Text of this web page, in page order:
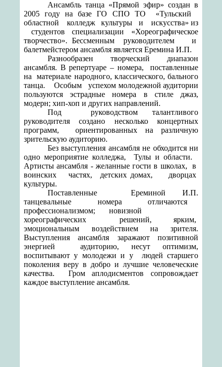
Ансамбль танца «Прямой эфир» создан в
2005 году на базе ГО СПО ТО «Тульский
областной колледж культуры и искусства» из
студентов специализации «Хореографическое
творчество». Бессменным руководителем и
балетмейстером ансамбля является Еремина И.П.
Разнообразен творческий диапазон
ансамбля. В репертуаре – номера, поставленные
на материале народного, классического, бального
танца. Особым успехом молодежной аудитории
пользуются эстрадные номера в стиле джаз,
модерн; хип-хоп и других направлений.
Под руководством талантливого
руководителя создано несколько концертных
программ, ориентированных на различную
зрительскую аудиторию.
Без выступления ансамбля не обходится ни
одно мероприятие колледжа, Тулы и области.
Артисты ансамбля - желанные гости в школах, в
воинских частях, детских домах, дворцах
культуры.
Поставленные Ереминой И.П.
танцевальные номера отличаются
профессионализмом; новизной
хореографических решений, ярким,
эмоциональным воздействием на зрителя.
Выступления ансамбля заражают позитивной
энергией аудиторию, несут оптимизм,
воспитывают у молодежи и у людей старшего
поколения веру в добро и лучшие человеческие
качества. Гром аплодисментов сопровождает
каждое выступление ансамбля.